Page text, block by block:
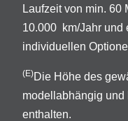
Laufzeit von min. 60
10.000 km/Jahr und
individuellen
(E)Die Höhe des
modellabhängig
enthalten.